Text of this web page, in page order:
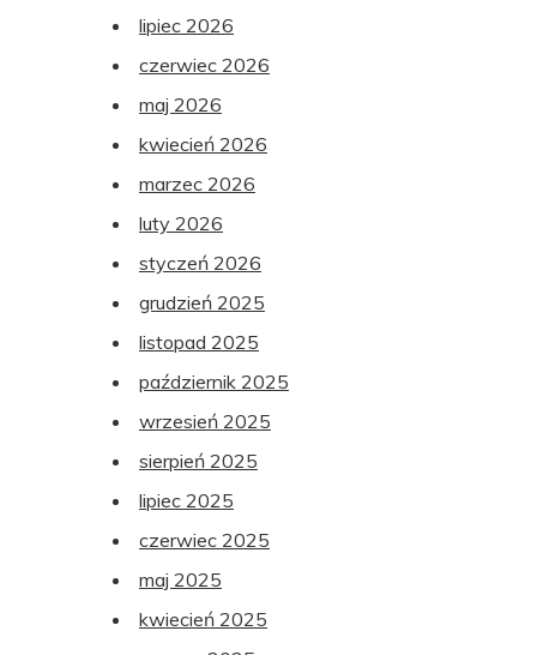
lipiec 2026
czerwiec 2026
maj 2026
kwiecień 2026
marzec 2026
luty 2026
styczeń 2026
grudzień 2025
listopad 2025
październik 2025
wrzesień 2025
sierpień 2025
lipiec 2025
czerwiec 2025
maj 2025
kwiecień 2025